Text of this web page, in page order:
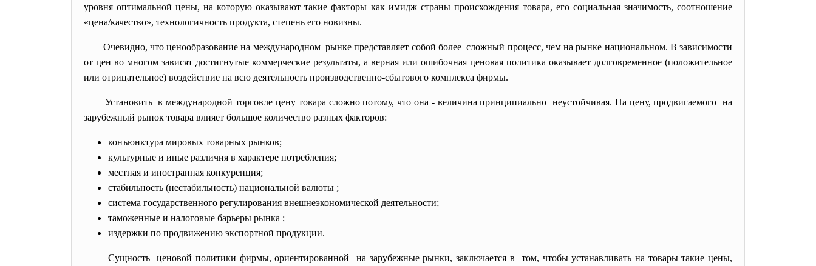
уровня оптимальной цены, на которую оказывают такие факторы как имидж страны происхождения товара, его социальная значимость, соотношение
«цена/качество», технологичность продукта, степень его новизны.
Очевидно, что ценообразование на международном рынке представляет собой более сложный процесс, чем на рынке национальном. В зависимости
от цен во многом зависят достигнутые коммерческие результаты, а верная или ошибочная ценовая политика оказывает долговременное (положительное
или отрицательное) воздействие на всю деятельность производственно-сбытового комплекса фирмы.
Установить в международной торговле цену товара сложно потому, что она - величина принципиально неустойчивая. На цену, продвигаемого на
зарубежный рынок товара влияет большое количество разных факторов:
конъюнктура мировых товарных рынков;
культурные и иные различия в характере потребления;
местная и иностранная конкуренция;
стабильность (нестабильность) национальной валюты ;
система государственного регулирования внешнеэкономической деятельности;
таможенные и налоговые барьеры рынка ;
издержки по продвижению экспортной продукции.
Сущность ценовой политики фирмы, ориентированной на зарубежные рынки, заключается в том, чтобы устанавливать на товары такие цены,